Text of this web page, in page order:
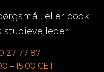
eller book
studievejleder.
27 77 87
– 15:00 CET